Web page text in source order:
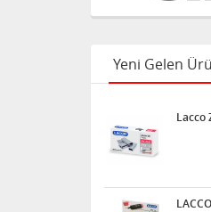
Yeni Gelen
Lacco